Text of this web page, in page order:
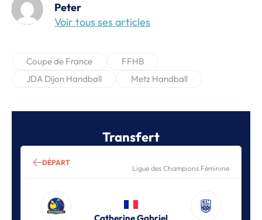
Peter
Voir tous ses articles
Coupe de France
FFHB
JDA Dijon Handball
Metz Handball
Transfert
DÉPART
Ligue des Champions Féminine